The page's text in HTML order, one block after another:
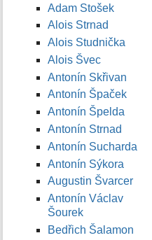
Adam Stošek
Alois Strnad
Alois Studnička
Alois Švec
Antonín Skřivan
Antonín Špaček
Antonín Špelda
Antonín Strnad
Antonín Sucharda
Antonín Sýkora
Augustin Švarcer
Antonín Václav
Šourek
Bedřich Šalamon